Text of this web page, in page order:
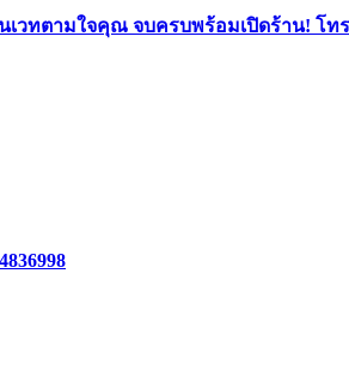
ทตามใจคุณ จบครบพร้อมเปิดร้าน! โทร